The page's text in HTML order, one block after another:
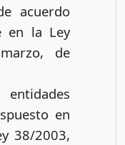
acuerdo
en la Ley
de
en
38/2003,